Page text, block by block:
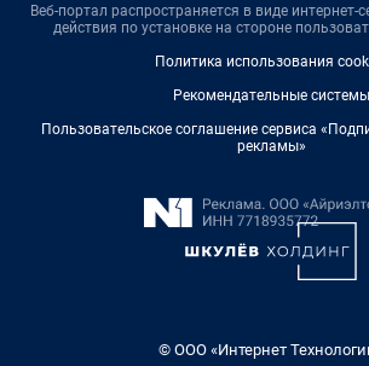
Веб-портал распространяется в виде интернет-
действия по установке на стороне
Политика использования
Рекомендательные системы
Пользовательское соглашение сервиса
рекламы»
© ООО «Интернет